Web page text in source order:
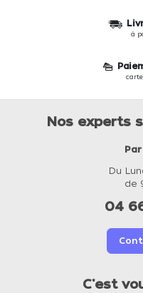
à
Nos experts
Du
de
04
C'est